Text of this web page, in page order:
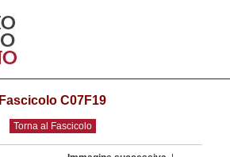
Fascicolo C07F19
Torna al Fascicolo